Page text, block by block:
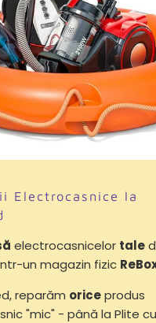
Electrocasnice la
electrocasnicelor tale
un magazin fizic
reparăm oriceprodus
"mic" - până la Plite cu